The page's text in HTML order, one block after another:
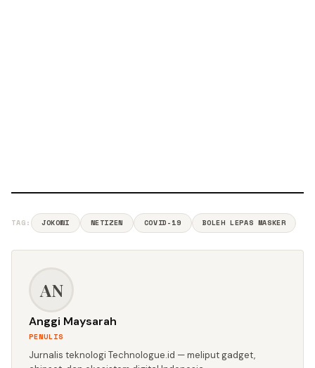
TAG: JOKOWI NETIZEN COVID-19 BOLEH LEPAS MASKER
AN
Anggi Maysarah
PENULIS
Jurnalis teknologi Technologue.id — meliput gadget,